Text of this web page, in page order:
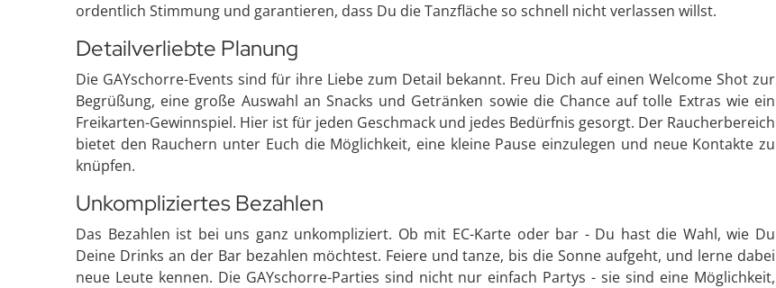
ordentlich Stimmung und garantieren, dass Du die Tanzfläche so schnell nicht verlassen willst.
Detailverliebte Planung
Die GAYschorre-Events sind für ihre Liebe zum Detail bekannt. Freu Dich auf einen Welcome Shot zur
Begrüßung, eine große Auswahl an Snacks und Getränken sowie die Chance auf tolle Extras wie ein
Freikarten-Gewinnspiel. Hier ist für jeden Geschmack und jedes Bedürfnis gesorgt. Der Raucherbereich
bietet den Rauchern unter Euch die Möglichkeit, eine kleine Pause einzulegen und neue Kontakte zu
knüpfen.
Unkompliziertes Bezahlen
Das Bezahlen ist bei uns ganz unkompliziert. Ob mit EC-Karte oder bar - Du hast die Wahl, wie Du
Deine Drinks an der Bar bezahlen möchtest. Feiere und tanze, bis die Sonne aufgeht, und lerne dabei
neue Leute kennen. Die GAYschorre-Parties sind nicht nur einfach Partys - sie sind eine Möglichkeit,